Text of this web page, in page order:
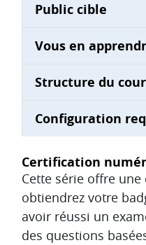
Public cible
Vous en
Structure du
Configuration
Certification
Cette série offre
obtiendrez votre
avoir réussi un
des questions